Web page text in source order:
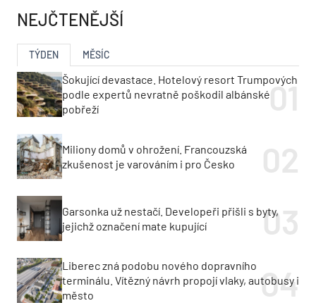
NEJČTENĚJŠÍ
TÝDEN MĚSÍC
Šokující devastace. Hotelový resort Trumpových
podle expertů nevratně poškodil albánské
pobřeží
Miliony domů v ohrožení. Francouzská
zkušenost je varováním i pro Česko
Garsonka už nestačí. Developeři přišli s byty,
jejichž označení mate kupující
Liberec zná podobu nového dopravního
terminálu. Vítězný návrh propojí vlaky, autobusy i
město